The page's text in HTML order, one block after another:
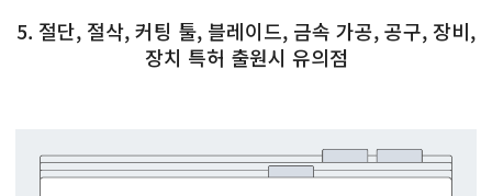
5. 절단, 절삭, 커팅 툴, 블레이드, 금속 가공, 공구, 장비,
장치 특허 출원시 유의점